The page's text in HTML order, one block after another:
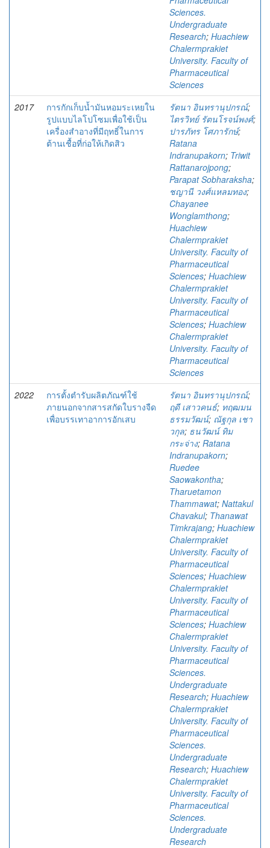
Sciences.
Undergraduate
Research; Huachiew
Chalermprakiet
University. Faculty of
Pharmaceutical
Sciences
2017
การกักเก็บน้ำมันหอมระเหยใน
รูปแบบไลโปโซมเพื่อใช้เป็น
เครื่องสำอางที่มีฤทธิ์ในการ
ต้านเชื้อที่ก่อให้เกิดสิว
รัตนา อินทรานุปกรณ์;
ไตรวิทย์ รัตนโรจน์พงศ์;
ปารภัทร โศภารักษ์;
Ratana
Indranupakorn; Triwit
Rattanarojpong;
Parapat Sobharaksha;
ชญานี วงศ์แหลมทอง;
Chayanee
Wonglamthong;
Huachiew
Chalermprakiet
University. Faculty of
Pharmaceutical
Sciences; Huachiew
Chalermprakiet
University. Faculty of
Pharmaceutical
Sciences; Huachiew
Chalermprakiet
University. Faculty of
Pharmaceutical
Sciences
2022
การตั้งตำรับผลิตภัณฑ์ใช้
ภายนอกจากสารสกัดใบรางจืด
เพื่อบรรเทาอาการอักเสบ
รัตนา อินทรานุปกรณ์;
ฤดี เสาวคนธ์; ทฤฒมน
ธรรมวัฒน์; ณัฐกุล เชา
วกุล; ธนวัฒน์ ทิม
กระจ่าง; Ratana
Indranupakorn;
Ruedee
Saowakontha;
Tharuetamon
Thammawat; Nattakul
Chavakul; Thanawat
Timkrajang; Huachiew
Chalermprakiet
University. Faculty of
Pharmaceutical
Sciences; Huachiew
Chalermprakiet
University. Faculty of
Pharmaceutical
Sciences; Huachiew
Chalermprakiet
University. Faculty of
Pharmaceutical
Sciences.
Undergraduate
Research; Huachiew
Chalermprakiet
University. Faculty of
Pharmaceutical
Sciences.
Undergraduate
Research; Huachiew
Chalermprakiet
University. Faculty of
Pharmaceutical
Sciences.
Undergraduate
Research